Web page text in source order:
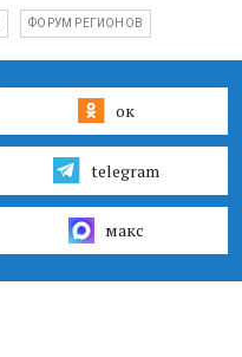
ФОРУМ РЕГИОНОВ
ок
telegram
макс